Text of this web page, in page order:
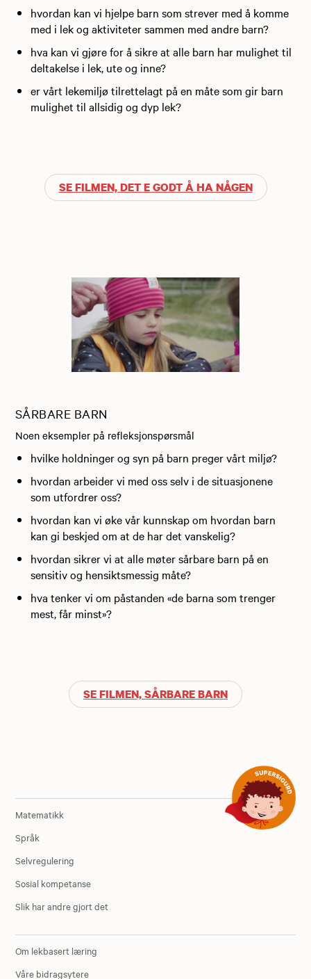
hvordan kan vi hjelpe barn som strever med å komme
med i lek og aktiviteter sammen med andre barn?
hva kan vi gjøre for å sikre at alle barn har mulighet til
deltakelse i lek, ute og inne?
er vårt lekemiljø tilrettelagt på en måte som gir barn
mulighet til allsidig og dyp lek?
SE FILMEN, DET E GODT Å HA NÅGEN
SÅRBARE BARN
Noen eksempler på refleksjonspørsmål
hvilke holdninger og syn på barn preger vårt miljø?
hvordan arbeider vi med oss selv i de situasjonene
som utfordrer oss?
hvordan kan vi øke vår kunnskap om hvordan barn
kan gi beskjed om at de har det vanskelig?
hvordan sikrer vi at alle møter sårbare barn på en
sensitiv og hensiktsmessig måte?
hva tenker vi om påstanden «de barna som trenger
mest, får minst»?
SE FILMEN, SÅRBARE BARN
Matematikk
Språk
Selvregulering
Sosial kompetanse
Slik har andre gjort det
Om lekbasert læring
Våre bidragsytere